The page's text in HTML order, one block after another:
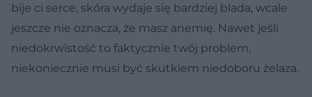
bije ci serce, skóra wydaje się bardziej blada, wcale
jeszcze nie oznacza, że masz anemię. Nawet jeśli
niedokrwistość to faktycznie twój problem,
niekoniecznie musi być skutkiem niedoboru żelaza.